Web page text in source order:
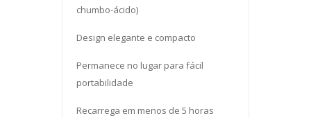
chumbo-ácido)
Design elegante e compacto
Permanece no lugar para fácil
portabilidade
Recarrega em menos de 5 horas